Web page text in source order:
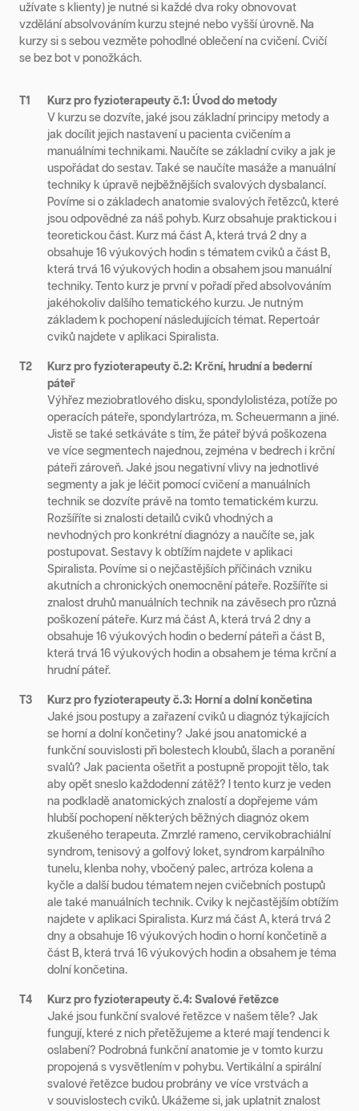
užívate s klienty) je nutné si každé dva roky obnovovat
vzdělání absolvováním kurzu stejné nebo vyšší úrovně. Na
kurzy si s sebou vezměte pohodlné oblečení na cvičení. Cvičí
se bez bot v ponožkách.
T1
Kurz pro fyzioterapeuty č.1: Úvod do metody
V kurzu se dozvíte, jaké jsou základní principy metody a
jak docílit jejich nastavení u pacienta cvičením a
manuálními technikami. Naučíte se základní cviky a jak je
uspořádat do sestav. Také se naučíte masáže a manuální
techniky k úpravě nejběžnějších svalových dysbalancí.
Povíme si o základech anatomie svalových řetězců, které
jsou odpovědné za náš pohyb. Kurz obsahuje praktickou i
teoretickou část. Kurz má část A, která trvá 2 dny a
obsahuje 16 výukových hodin s tématem cviků a část B,
která trvá 16 výukových hodin a obsahem jsou manuální
techniky. Tento kurz je první v pořadí před absolvováním
jakéhokoliv dalšího tematického kurzu. Je nutným
základem k pochopení následujících témat. Repertoár
cviků najdete v aplikaci Spiralista.
T2
Kurz pro fyzioterapeuty č.2: Krční, hrudní a bederní
páteř
Výhřez meziobratlového disku, spondylolistéza, potíže po
operacích páteře, spondylartróza, m. Scheuermann a jiné.
Jistě se také setkáváte s tím, že páteř bývá poškozena
ve více segmentech najednou, zejména v bedrech i krční
páteři zároveň. Jaké jsou negativní vlivy na jednotlivé
segmenty a jak je léčit pomocí cvičení a manuálních
technik se dozvíte právě na tomto tematickém kurzu.
Rozšíříte si znalosti detailů cviků vhodných a
nevhodných pro konkrétní diagnózy a naučíte se, jak
postupovat. Sestavy k obtížím najdete v aplikaci
Spiralista. Povíme si o nejčastějších příčinách vzniku
akutních a chronických onemocnění páteře. Rozšíříte si
znalost druhů manuálních technik na závěsech pro různá
poškození páteře. Kurz má část A, která trvá 2 dny a
obsahuje 16 výukových hodin o bederní páteři a část B,
která trvá 16 výukových hodin a obsahem je téma krční a
hrudní páteř.
T3
Kurz pro fyzioterapeuty č.3: Horní a dolní končetina
Jaké jsou postupy a zařazení cviků u diagnóz týkajících
se horní a dolní končetiny? Jaké jsou anatomické a
funkční souvislosti při bolestech kloubů, šlach a poranění
svalů? Jak pacienta ošetřit a postupně propojit tělo, tak
aby opět sneslo každodenní zátěž? I tento kurz je veden
na podkladě anatomických znalostí a dopřejeme vám
hlubší pochopení některých běžných diagnóz okem
zkušeného terapeuta. Zmrzlé rameno, cervikobrachiální
syndrom, tenisový a golfový loket, syndrom karpálního
tunelu, klenba nohy, vbočený palec, artróza kolena a
kyčle a další budou tématem nejen cvičebních postupů
ale také manuálních technik. Cviky k nejčastějším obtížím
najdete v aplikaci Spiralista. Kurz má část A, která trvá 2
dny a obsahuje 16 výukových hodin o horní končetině a
část B, která trvá 16 výukových hodin a obsahem je téma
dolní končetina.
T4
Kurz pro fyzioterapeuty č.4: Svalové řetězce
Jaké jsou funkční svalové řetězce v našem těle? Jak
fungují, které z nich přetěžujeme a které mají tendenci k
oslabení? Podrobná funkční anatomie je v tomto kurzu
propojená s vysvětlením v pohybu. Vertikální a spirální
svalové řetězce budou probrány ve více vrstvách a
v souvislostech cviků. Ukážeme si, jak uplatnit znalost